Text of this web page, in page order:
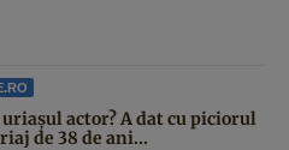
actor? A dat cu piciorul
de 38 de ani...